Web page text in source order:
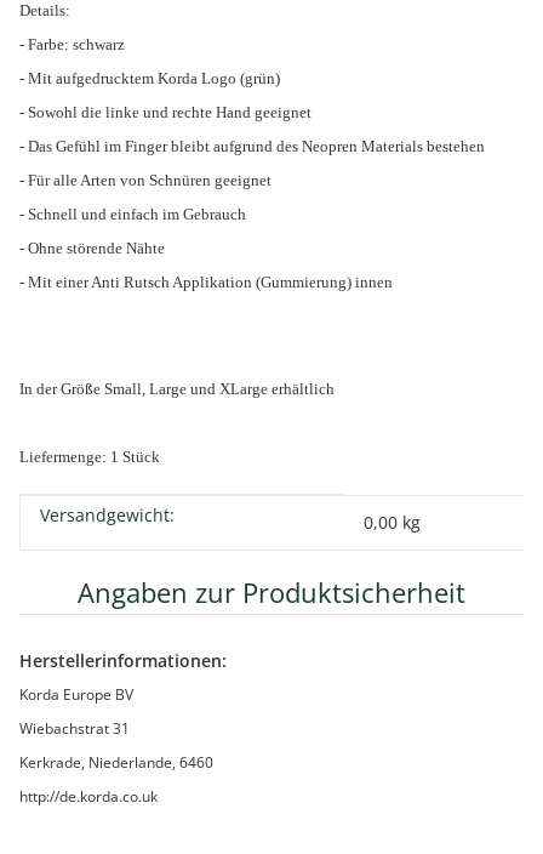
Details:
- Farbe: schwarz
- Mit aufgedrucktem Korda Logo (grün)
- Sowohl die linke und rechte Hand geeignet
- Das Gefühl im Finger bleibt aufgrund des Neopren Materials bestehen
- Für alle Arten von Schnüren geeignet
- Schnell und einfach im Gebrauch
- Ohne störende Nähte
- Mit einer Anti Rutsch Applikation (Gummierung) innen
In der Größe Small, Large und XLarge erhältlich
Liefermenge: 1 Stück
Produkteigenschaft
Wert
Versandgewicht: 0,00 kg
Angaben zur Produktsicherheit
Herstellerinformationen:
Korda Europe BV
Wiebachstrat 31
Kerkrade, Niederlande, 6460
http://de.korda.co.uk